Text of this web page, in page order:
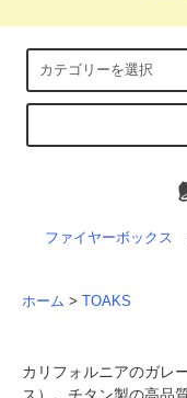
ファイヤーボックス
ホーム > TOAKS
カリフォルニアのガレ
ス）。チタン製の高品